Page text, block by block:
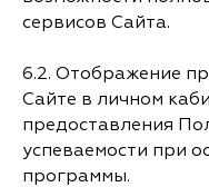
сервисов Сайта.
6.2. Отображение
Сайте в личном
предоставления
успеваемости при
программы.